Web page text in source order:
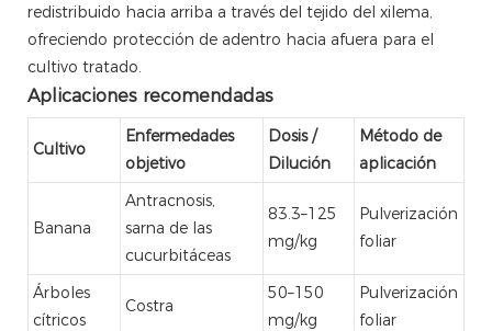
redistribuido hacia arriba a través del tejido del xilema,
ofreciendo protección de adentro hacia afuera para el
cultivo tratado.
Aplicaciones recomendadas
Cultivo
Enfermedades
objetivo
Dosis /
Dilución
Método de
aplicación
Banana
Antracnosis,
sarna de las
cucurbitáceas
83.3–125
mg/kg
Pulverización
foliar
Árboles
cítricos
Costra
50–150
mg/kg
Pulverización
foliar